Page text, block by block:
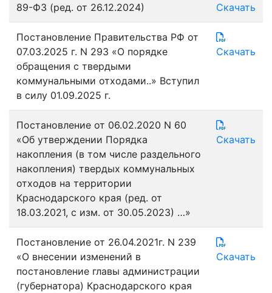
89-ФЗ (ред. от 26.12.2024)
Скачать
Постановление Правительства РФ от
07.03.2025 г. N 293 «О порядке
обращения с твердыми
коммунальными отходами..» Вступил
в силу 01.09.2025 г.
Скачать
Постановление от 06.02.2020 N 60
«Об утверждении Порядка
накопления (в том числе раздельного
накопления) твердых коммунальных
отходов на территории
Краснодарского края (ред. от
18.03.2021, с изм. от 30.05.2023) …»
Скачать
Постановление от 26.04.2021г. N 239
«О внесении изменений в
постановление главы администрации
(губернатора) Краснодарского края
Скачать